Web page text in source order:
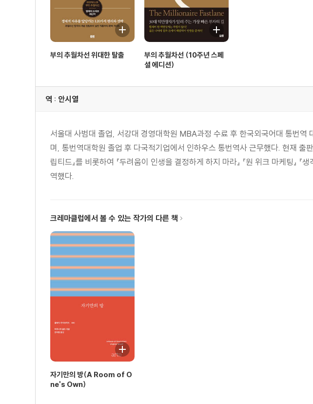
26. 편향 : 뇌의 망상
27. 헛소리꾼들의 허튼소리들 : 목발, 상투어, 광신집단
28. 꺾을 수 없는 승리에의 의지
30. 목적을 점화하고 영혼을 고무하라
33. 추월차선 기업가정신 ① 통제의 계명 : 구축하고 소유하라
35. 추월차선 기업가정신 ③ 필요의 계명 : 어떤 산업에서든 기회를 만들어내는 법
36. 추월차선 기업가정신 ④ 시간의 계명 : 돈만 벌지 말고 시간을 벌라
37. 추월차선 기업가정신 ⑤ 규모의 계명 : 저녁식사와 영화가 아닌 삶과 자유를 쟁취
38. 실행의 탁월성 : 예측 불가한 것을 예측할 수는 없다
41. 실행이 중요하다 : 13가지의 실행 열쇠
42. 각본탈출의 4대 규율 : 설계 후에 미래를 담보하라
43. 각본탈출의 4대 규율 ① 비교 면역력 : 옷을 잘 차려입어도, 노예는 노예다
44. 각본탈출의 4대 규율 ② 목적 있는 저축 : 평생의 수동적 소득을 위한 준비
45. 각본탈출의 4대 규율 ③ 쾌락 통제력 : 수고의 달콤한 열매
46. 각본탈출의 4대 규율 ④ 결과 예측적 사고력 : 삶의 적극성 유지
PART 5 다시는 돈 때문에 일하지 말라
48. 당신의 마지막 비즈니스
부의 추월차선 위대한 탈출
부의 추월차선 (10주년 스페
셜 에디션)
역 : 안시열
서울대 사범대 졸업, 서강대 경영대학원 MBA과정 수료 후 한국외국어대 통번
며, 통번역대학원 졸업 후 다국적기업에서 인하우스 통번역사 근무했다. 현재 출
립티드』를 비롯하여 『두려움이 인생을 결정하게 하지 마라』 『원 위크 마케팅』
역했다.
크레마클럽에서 볼 수 있는 작가의 다른 책
자기만의 방(A Room of O
ne's Own)